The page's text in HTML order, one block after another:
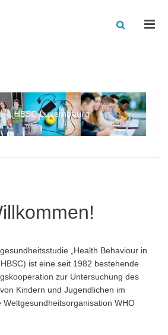
„Health Behaviour in
ist eine seit 1982 bestehende
zur Untersuchung des
Kindern und Jugendlichen im
Weltgesundheits­organisation WHO